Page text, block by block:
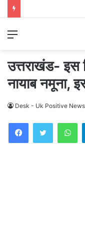
Menu
उत्तराखंड- इस
नायाब नमूना,
Desk - Uk Positive News